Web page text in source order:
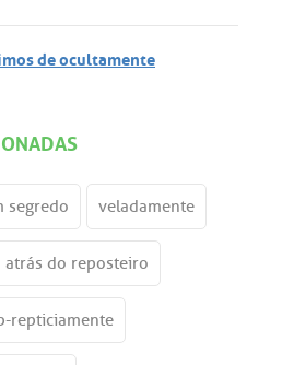
de ocultamente
segredo veladamente
atrás do reposteiro
repticiamente